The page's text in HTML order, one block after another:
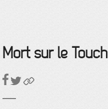
Mort sur le Touch